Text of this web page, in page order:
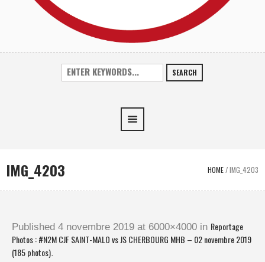
SEARCH
IMG_4203 HOME/IMG_4203
Published 4 novembre 2019 at 6000×4000 in Reportage
Photos : #N2M CJF SAINT-MALO vs JS CHERBOURG MHB – 02 novembre 2019
(185 photos).